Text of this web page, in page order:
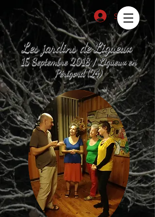
Se connecter
Les jardins de Ligueux
15 Septembre 2018 / Ligueux en
Périgord (24)